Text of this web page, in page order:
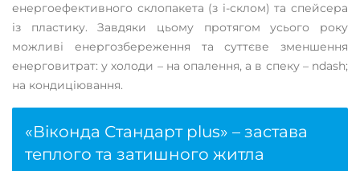
енергоефективного склопакета (з і-склом) та спейсера
із пластику. Завдяки цьому протягом усього року
можливі енергозбереження та суттєве зменшення
енерговитрат: у холоди – на опалення, а в спеку – ndash;
на кондиціювання.
«Віконда Стандарт plus» – застава
теплого та затишного житла